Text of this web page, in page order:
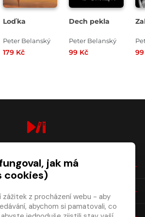
Loďka
Peter Belanský
179 Kč
Dech pekla
Peter Belanský
99 Kč
jak má
cookies)
zážitek z procházení webu - aby
abychom si pamatovali, co